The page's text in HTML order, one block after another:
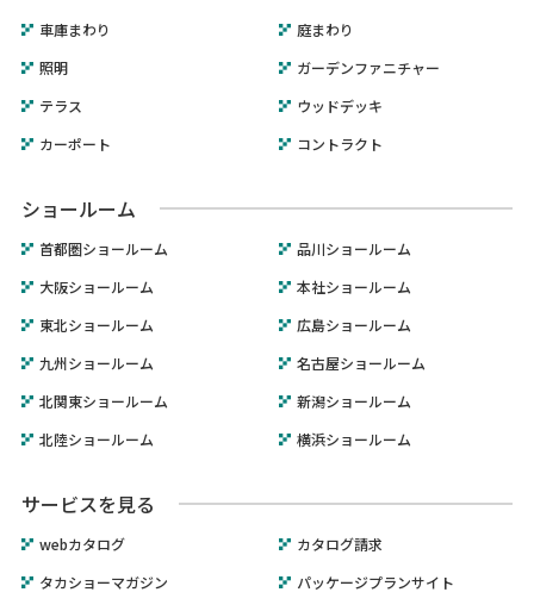
車庫まわり
庭まわり
照明
ガーデンファニチャー
テラス
ウッドデッキ
カーポート
コントラクト
ショールーム
首都圏ショールーム
品川ショールーム
大阪ショールーム
本社ショールーム
東北ショールーム
広島ショールーム
九州ショールーム
名古屋ショールーム
北関東ショールーム
新潟ショールーム
北陸ショールーム
横浜ショールーム
サービスを見る
webカタログ
カタログ請求
タカショーマガジン
パッケージプランサイト